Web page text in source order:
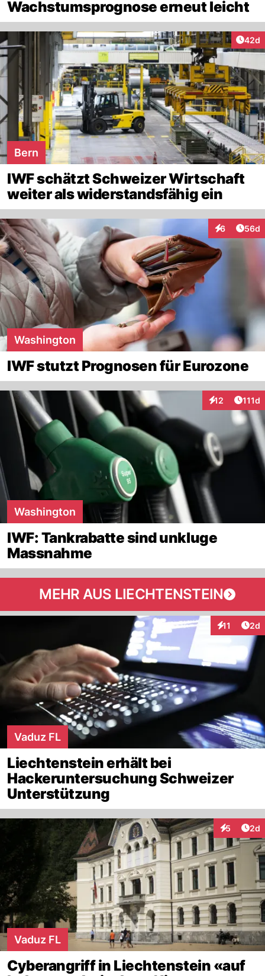
Wachstumsprognose erneut leicht
42d
Bern
IWF schätzt Schweizer Wirtschaft
weiter als widerstandsfähig ein
6
Interaktionen
56d
Washington
IWF stutzt Prognosen für Eurozone
12
Interaktionen
111d
Washington
IWF: Tankrabatte sind unkluge
Massnahme
MEHR AUS LIECHTENSTEIN
11 2d
Vaduz FL
Liechtenstein erhält bei
Hackeruntersuchung Schweizer
Unterstützung
5 2d
Vaduz FL
Cyberangriff in Liechtenstein «auf